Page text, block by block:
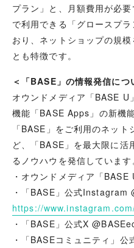
プラン」と、月額費用が必
で利用できる「グロースプ
おり、ネットショップの規
とも特徴です。
＜「BASE」の情報発信につ
オウンドメディア「BASE U
機能「BASE Apps」の新機
「BASE」をご利用のネッ
ど、「BASE」を最大限に活
るノウハウを発信しています
・オウンドメディア「BASE
・「BASE」公式Instagram
https://
・「BASE」公式X
・「BASEコミュニティ」